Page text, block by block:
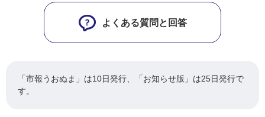
よくある質問と回答
「市報うおぬま」は10日発行、「お知らせ版」は25日発行で
す。